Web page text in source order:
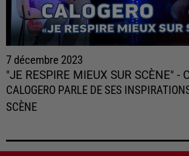
7 décembre 2023
"JE RESPIRE MIEUX SUR SCÈNE" -
CALOGERO PARLE DE SES
SCÈNE